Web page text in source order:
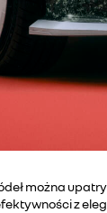
można
z